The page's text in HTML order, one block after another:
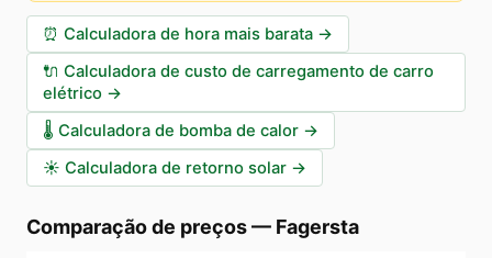
⏰ Calculadora de hora mais barata →
🔌 Calculadora de custo de carregamento de carro
elétrico →
🌡️ Calculadora de bomba de calor →
☀️ Calculadora de retorno solar →
Comparação de preços— Fagersta